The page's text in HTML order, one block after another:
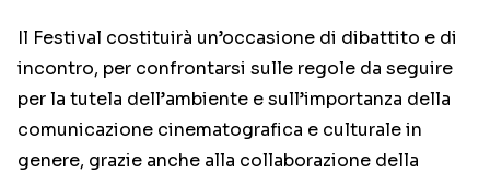
Il Festival costituirà un’occasione di dibattito e di
incontro, per confrontarsi sulle regole da seguire
per la tutela dell’ambiente e sull’importanza della
comunicazione cinematografica e culturale in
genere, grazie anche alla collaborazione della